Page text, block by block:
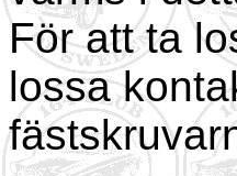
För att ta
lossa